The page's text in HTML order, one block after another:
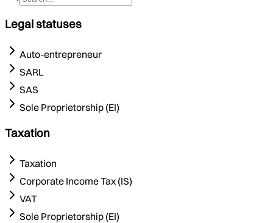
Legal statuses
Auto-entrepreneur
SARL
SAS
Sole Proprietorship (EI)
Taxation
Taxation
Corporate Income Tax (IS)
VAT
Sole Proprietorship (EI)